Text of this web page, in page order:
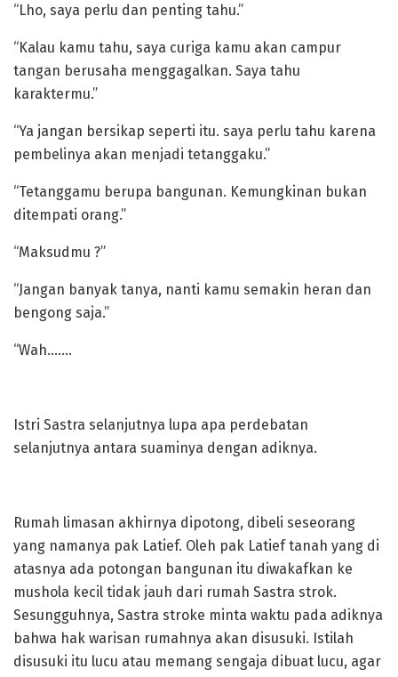
“Lho, saya perlu dan penting tahu.”
“Kalau kamu tahu, saya curiga kamu akan campur
tangan berusaha menggagalkan. Saya tahu
karaktermu.”
“Ya jangan bersikap seperti itu. saya perlu tahu karena
pembelinya akan menjadi tetanggaku.”
“Tetanggamu berupa bangunan. Kemungkinan bukan
ditempati orang.”
“Maksudmu ?”
“Jangan banyak tanya, nanti kamu semakin heran dan
bengong saja.”
“Wah…….
Istri Sastra selanjutnya lupa apa perdebatan
selanjutnya antara suaminya dengan adiknya.
Rumah limasan akhirnya dipotong, dibeli seseorang
yang namanya pak Latief. Oleh pak Latief tanah yang di
atasnya ada potongan bangunan itu diwakafkan ke
mushola kecil tidak jauh dari rumah Sastra strok.
Sesungguhnya, Sastra stroke minta waktu pada adiknya
bahwa hak warisan rumahnya akan disusuki. Istilah
disusuki itu lucu atau memang sengaja dibuat lucu, agar